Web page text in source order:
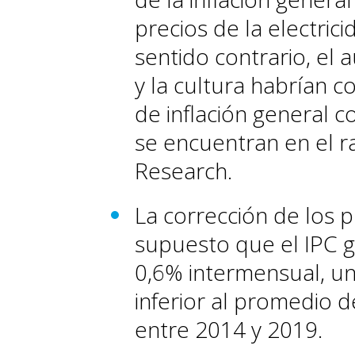
precios de la
sentido contrario, el
y la cultura habrían
de inflación general
se encuentran en el
Research.
La corrección de los
supuesto que el IPC
0,6% intermensual,
inferior al promedio
entre 2014 y 2019.